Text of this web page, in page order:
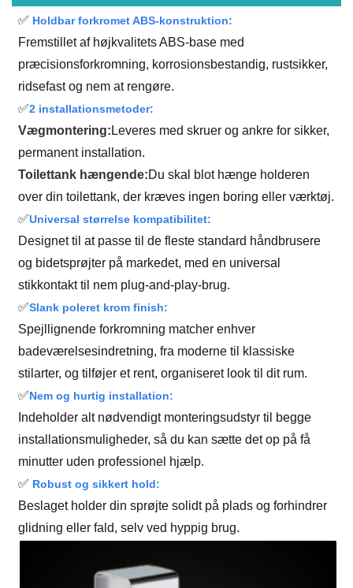
✅ Holdbar forkromet ABS-konstruktion:
Fremstillet af højkvalitets ABS-base med
præcisionsforkromning, korrosionsbestandig, rustsikker,
ridsefast og nem at rengøre.
✅2 installationsmetoder:
Vægmontering: Leveres med skruer og ankre for sikker,
permanent installation.
Toilettank hængende:Du skal blot hænge holderen
over din toilettank, der kræves ingen boring eller værktøj.
✅Universal størrelse kompatibilitet:
Designet til at passe til de fleste standard håndbrusere
og bidetsprøjter på markedet, med en universal
stikkontakt til nem plug-and-play-brug.
✅Slank poleret krom finish:
Spejllignende forkromning matcher enhver
badeværelsesindretning, fra moderne til klassiske
stilarter, og tilføjer et rent, organiseret look til dit rum.
✅Nem og hurtig installation:
Indeholder alt nødvendigt monteringsudstyr til begge
installationsmuligheder, så du kan sætte det op på få
minutter uden professionel hjælp.
✅ Robust og sikkert hold:
Beslaget holder din sprøjte solidt på plads og forhindrer
glidning eller fald, selv ved hyppig brug.